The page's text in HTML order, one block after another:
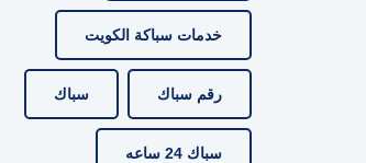
خدمات سباكة الكويت
رقم سباك سباك
سباك 24 ساعه